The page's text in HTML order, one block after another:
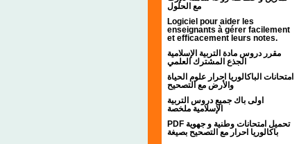
مع الحلول
Logiciel pour aider les
enseignants à gérer facilement
et efficacement leurs notes.
مقرر دروس مادة التربية الإسلامية
الجذع المشترك العلمي
امتحانات الباكالوريا احرار علوم الحياة
والأرض مع التصحيح
اولى باك جميع دروس التربية
الإسلامية ملخصة
PDF تحميل امتحانات وطنية و جهوية
باكالوريا احرار مع التصحيح بصيغة